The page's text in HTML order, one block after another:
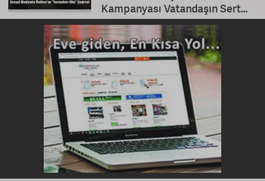
Kampanyası Vatandaşın Sert
Duvarına Çarptı!